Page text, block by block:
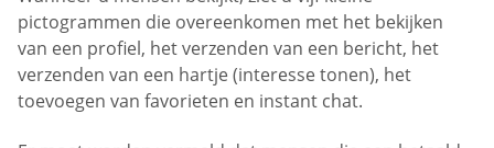
pictogrammen die overeenkomen met het bekijken
van een profiel, het verzenden van een bericht, het
verzenden van een hartje (interesse tonen), het
toevoegen van favorieten en instant chat.